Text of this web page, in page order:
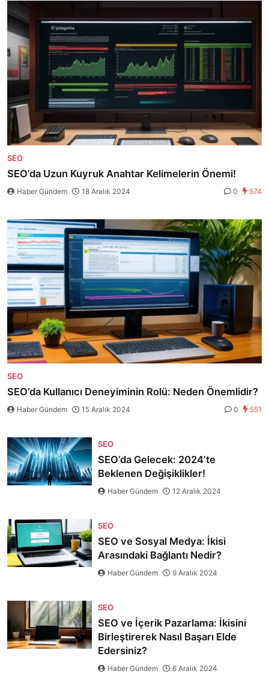
SEO
SEO’da Uzun Kuyruk Anahtar Kelimelerin Önemi!
Haber Gündem 18 Aralık 2024 0 574
SEO
SEO’da Kullanıcı Deneyiminin Rolü: Neden Önemlidir?
Haber Gündem 15 Aralık 2024 0 551
SEO
SEO’da Gelecek: 2024’te
Beklenen Değişiklikler!
Haber Gündem 12 Aralık 2024
SEO
SEO ve Sosyal Medya: İkisi
Arasındaki Bağlantı Nedir?
Haber Gündem 9 Aralık 2024
SEO
SEO ve İçerik Pazarlama: İkisini
Birleştirerek Nasıl Başarı Elde
Edersiniz?
Haber Gündem 6 Aralık 2024